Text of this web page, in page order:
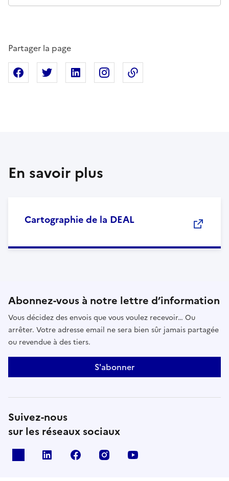
Partager la page
Partager sur Facebook
Partager sur XPartager sur Linkedin
Partager sur Instagram
En savoir plus
Cartographie de la DEAL
Abonnez-vous à notre lettre d’information
Vous décidez des envois que vous voulez recevoir… Ou
arrêter. Votre adresse email ne sera bien sûr jamais partagée
ou revendue à des tiers.
S'abonner
Suivez-nous
sur les réseaux sociaux
linkedin facebook instagram